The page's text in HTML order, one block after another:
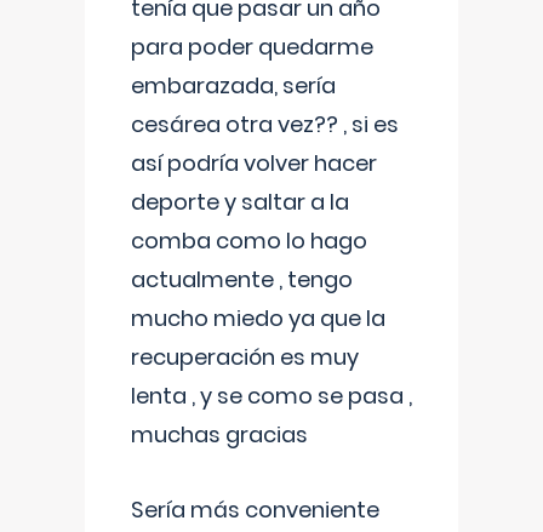
tenía que pasar un año
para poder quedarme
embarazada, sería
cesárea otra vez?? , si es
así podría volver hacer
deporte y saltar a la
comba como lo hago
actualmente , tengo
mucho miedo ya que la
recuperación es muy
lenta , y se como se pasa ,
muchas gracias
Sería más conveniente